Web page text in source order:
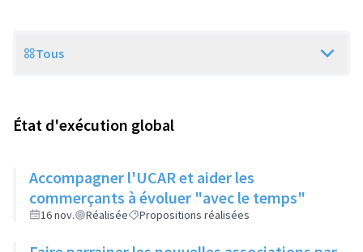
Scope
Tous
État d'exécution global
Accompagner l'UCAR et aider les
commerçants à évoluer "avec le temps"
16 nov. Réalisée Propositions réalisées